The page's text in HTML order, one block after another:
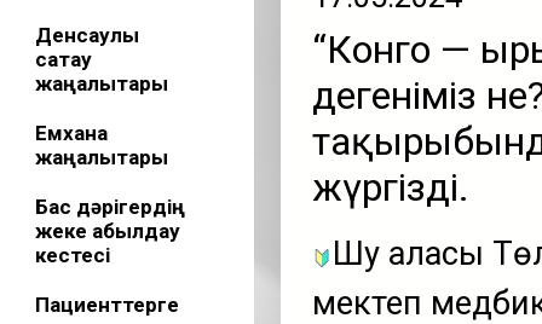
Денсаулық
сақтау
жаңалықтары
Емхана
жаңалықтары
Бас дәрігердің
жеке қабылдау
кестесі
Пациенттерге
“Конго —
дегеніміз
жүргізді.
Шу қаласы
мектеп